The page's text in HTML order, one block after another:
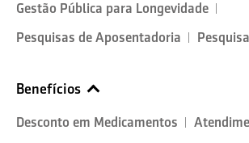
Gestão Pública para Longevidade
Pesquisas de Aposentadoria
Benefícios
Desconto em Medicamentos